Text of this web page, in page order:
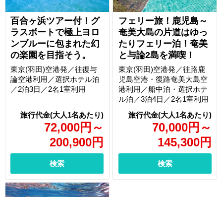
百合ヶ浜ツアー付！グ
ラスボートで極上ヨロ
ンブルーに包まれた幻
の楽園を目指そう。
72,000円 ～
200,900円
東京(羽田)空港発／往復与
論空港利用／選択ホテル泊
／2泊3日／2名1室利用
検索
フェリー旅！鹿児島～
奄美大島の片道はゆっ
たりフェリー泊！奄美
と与論2島を満喫！
70,000円 ～
145,300円
東京(羽田)空港発／往路鹿
児島空港・復路奄美大島空
港利用／船中泊・選択ホテ
ル泊／3泊4日／2名1室利用
検索